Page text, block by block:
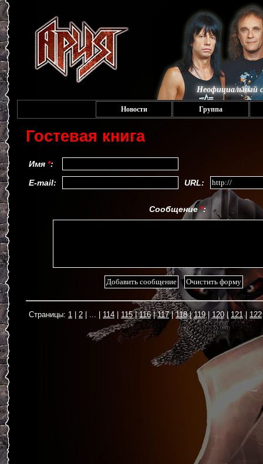
Неофициальный
Новости Группа
Гостевая книга
Имя *:
E-mail:
URL:
Сообщение*:
1 2 ... 114 115 116 117 118 119 120 121 122